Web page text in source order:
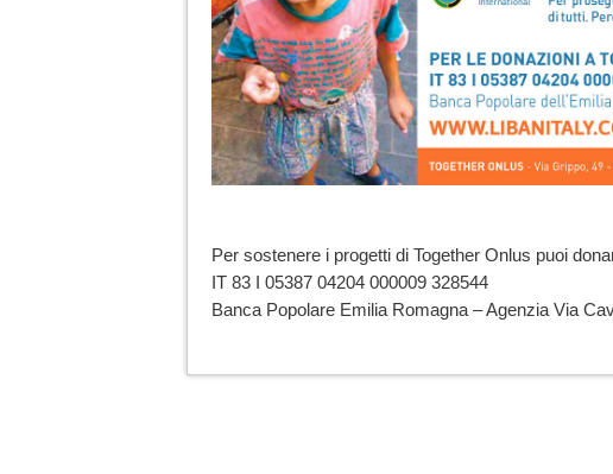
Per sostenere i progetti di Together Onlus puoi
IT 83 I 05387 04204 000009 328544
Banca Popolare Emilia Romagna – Agenzia Via